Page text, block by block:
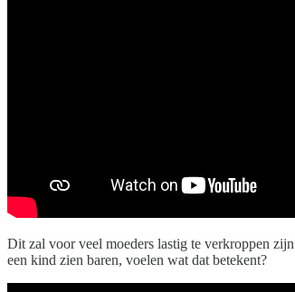
Dit zal voor veel moeders lastig te verkroppen
een kind zien baren, voelen wat dat betekent?